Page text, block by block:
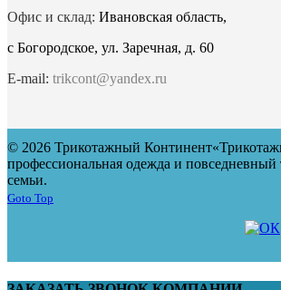
Офис и склад: Ивановская область,
с Богородское, ул. Заречная, д. 60
E-mail: trikcont@yandex.ru
© 2026 Трикотажный Континент
профессиональная одежда и повседневный
семьи.
Goto Top